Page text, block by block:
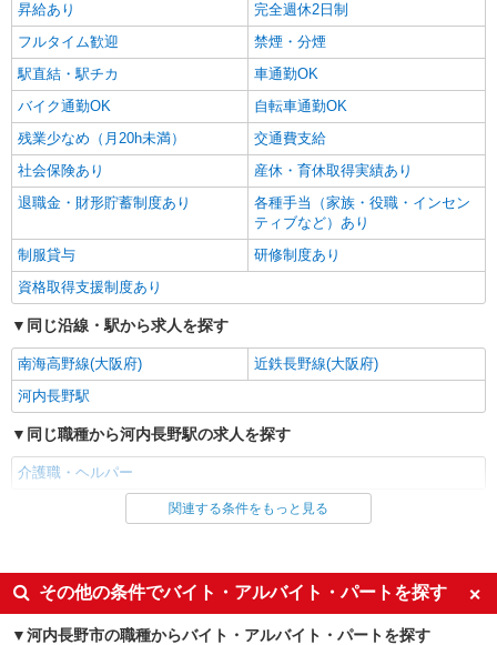
昇給あり
完全週休2日制
フルタイム歓迎
禁煙・分煙
駅直結・駅チカ
車通勤OK
バイク通勤OK
自転車通勤OK
残業少なめ（月20h未満）
交通費支給
社会保険あり
産休・育休取得実績あり
退職金・財形貯蓄制度あり
各種手当（家族・役職・インセン
ティブなど）あり
制服貸与
研修制度あり
資格取得支援制度あり
同じ沿線・駅から求人を探す
南海高野線(大阪府)
近鉄長野線(大阪府)
河内長野駅
同じ職種から河内長野駅の求人を探す
介護職・ヘルパー
同じ雇用形態から河内長野駅の求人を探す
同じ特徴から河内長野駅の求人を探す
入社日応相談
未経験歓迎
関連する条件をもっと見る
その他の条件でバイト・アルバイト・パートを探す
河内長野市の職種からバイト・アルバイト・パートを探す